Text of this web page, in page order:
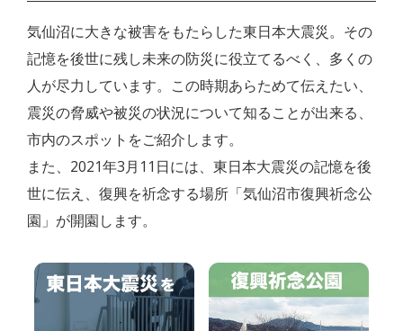
気仙沼に大きな被害をもたらした東日本大震災。その
記憶を後世に残し未来の防災に役立てるべく、多くの
人が尽力しています。この時期あらためて伝えたい、
震災の脅威や被災の状況について知ることが出来る、
市内のスポットをご紹介します。
また、2021年3月11日には、東日本大震災の記憶を後
世に伝え、復興を祈念する場所「気仙沼市復興祈念公
園」が開園します。